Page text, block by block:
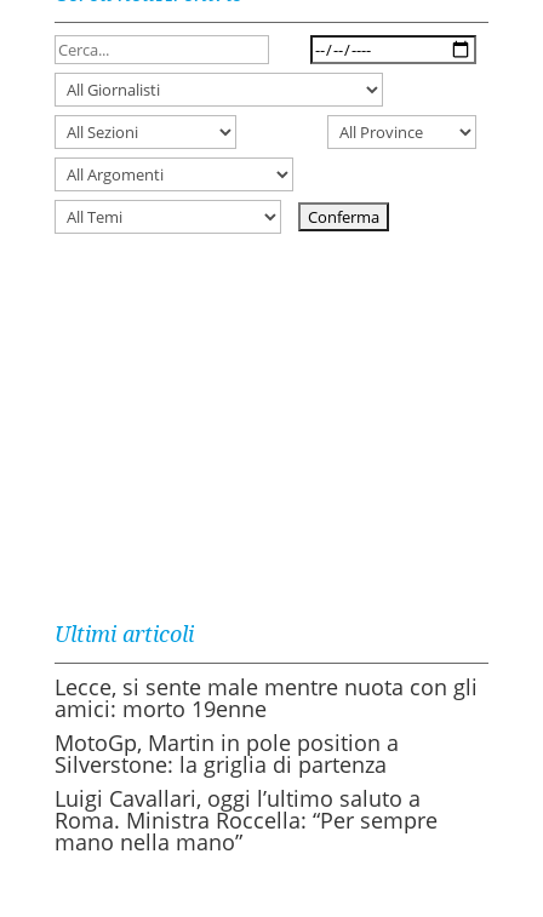
Ultimi articoli
Lecce, si sente male mentre nuota con gli
amici: morto 19enne
MotoGp, Martin in pole position a
Silverstone: la griglia di partenza
Luigi Cavallari, oggi l’ultimo saluto a
Roma. Ministra Roccella: “Per sempre
mano nella mano”